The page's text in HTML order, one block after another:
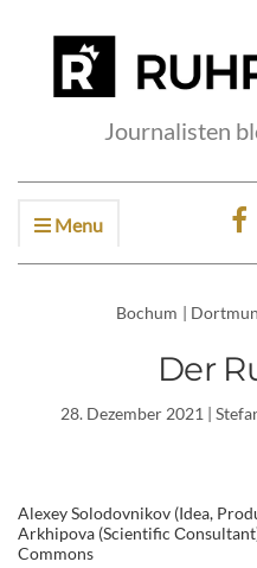
Journalisten
Menu
Bochum |
Der
28. Dezember 2021 |
Alexey Solodovnikov (Idea,
Arkhipova (Scientific
Commons